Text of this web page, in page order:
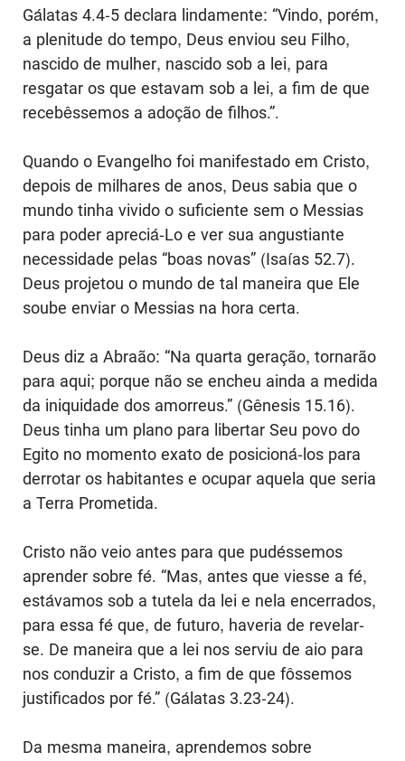
Gálatas 4.4-5 declara lindamente: “Vindo, porém,
a plenitude do tempo, Deus enviou seu Filho,
nascido de mulher, nascido sob a lei, para
resgatar os que estavam sob a lei, a fim de que
recebêssemos a adoção de filhos.”.
Quando o Evangelho foi manifestado em Cristo,
depois de milhares de anos, Deus sabia que o
mundo tinha vivido o suficiente sem o Messias
para poder apreciá-Lo e ver sua angustiante
necessidade pelas “boas novas” (Isaías 52.7).
Deus projetou o mundo de tal maneira que Ele
soube enviar o Messias na hora certa.
Deus diz a Abraão: “Na quarta geração, tornarão
para aqui; porque não se encheu ainda a medida
da iniquidade dos amorreus.” (Gênesis 15.16).
Deus tinha um plano para libertar Seu povo do
Egito no momento exato de posicioná-los para
derrotar os habitantes e ocupar aquela que seria
a Terra Prometida.
Cristo não veio antes para que pudéssemos
aprender sobre fé. “Mas, antes que viesse a fé,
estávamos sob a tutela da lei e nela encerrados,
para essa fé que, de futuro, haveria de revelar-
se. De maneira que a lei nos serviu de aio para
nos conduzir a Cristo, a fim de que fôssemos
justificados por fé.” (Gálatas 3.23-24).
Da mesma maneira, aprendemos sobre